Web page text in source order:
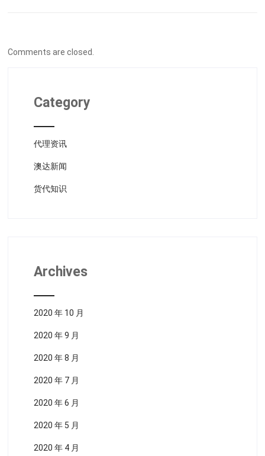
Comments are closed.
Category
代理资讯
澳达新闻
货代知识
Archives
2020 年 10 月
2020 年 9 月
2020 年 8 月
2020 年 7 月
2020 年 6 月
2020 年 5 月
2020 年 4 月